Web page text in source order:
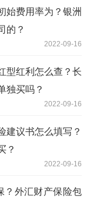
始费用率为？银洲
的？
2022-09-16
型红利怎么查？长
独买吗？
2022-09-16
建议书怎么填写？
？
2022-09-16
？外汇财产保险包